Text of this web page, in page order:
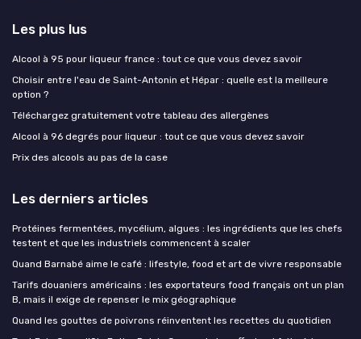
Les plus lus
Alcool à 95 pour liqueur france : tout ce que vous devez savoir
Choisir entre l'eau de Saint-Antonin et Hépar : quelle est la meilleure
option ?
Téléchargez gratuitement votre tableau des allergènes
Alcool à 96 degrés pour liqueur : tout ce que vous devez savoir
Prix des alcools au pas de la case
Les derniers articles
Protéines fermentées, mycélium, algues : les ingrédients que les chefs
testent et que les industriels commencent à scaler
Quand Barnabé aime le café : lifestyle, food et art de vivre responsable
Tarifs douaniers américains : les exportateurs food français ont un plan
B, mais il exige de repenser le mix géographique
Quand les gouttes de poivrons réinventent les recettes du quotidien